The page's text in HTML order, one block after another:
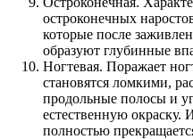
остроконечных
которые после
образуют глубинные
Ногтевая. Поражает
становятся ломкими,
продольные полосы и
естественную окраску.
полностью